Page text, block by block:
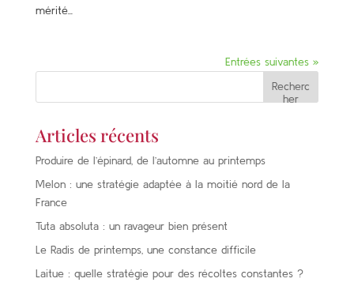
mérité...
Entrées suivantes »
Recherc
her
Articles récents
Produire de l’épinard, de l’automne au printemps
Melon : une stratégie adaptée à la moitié nord de la
France
Tuta absoluta : un ravageur bien présent
Le Radis de printemps, une constance difficile
Laitue : quelle stratégie pour des récoltes constantes ?